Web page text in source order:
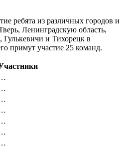
ребята из различных городов и
Ленинградскую область,
и Тихорецк в
примут участие 25 команд.